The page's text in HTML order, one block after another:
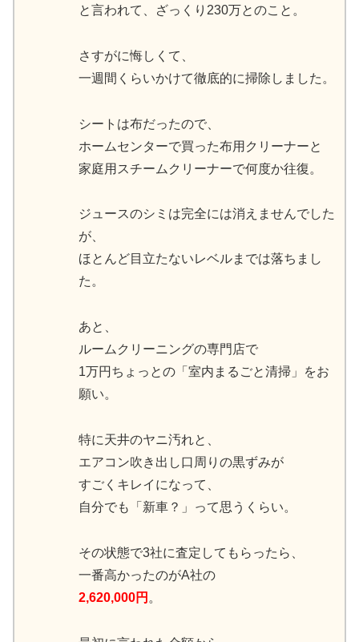
と言われて、ざっくり230万とのこと。
さすがに悔しくて、
一週間くらいかけて徹底的に掃除しました。
シートは布だったので、
ホームセンターで買った布用クリーナーと
家庭用スチームクリーナーで何度か往復。
ジュースのシミは完全には消えませんでした
が、
ほとんど目立たないレベルまでは落ちまし
た。
あと、
ルームクリーニングの専門店で
1万円ちょっとの「室内まるごと清掃」をお
願い。
特に天井のヤニ汚れと、
エアコン吹き出し口周りの黒ずみが
すごくキレイになって、
自分でも「新車？」って思うくらい。
その状態で3社に査定してもらったら、
一番高かったのがA社の
2,620,000円 。